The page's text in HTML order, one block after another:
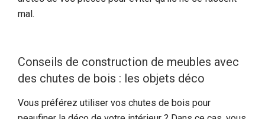
mal.
Conseils de construction de meubles avec
des chutes de bois : les objets déco
Vous préférez utiliser vos chutes de bois pour